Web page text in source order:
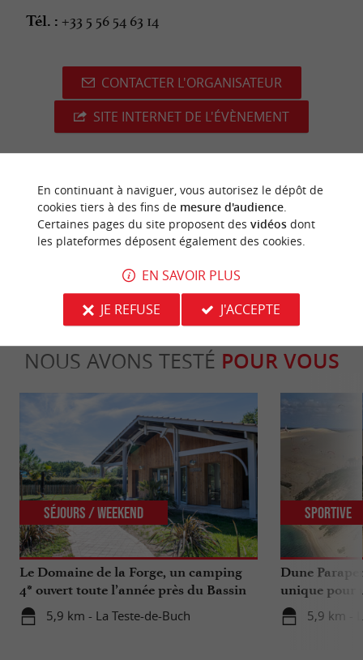
Tél. : +33 5 56 54 63 14
CONTACTER L'ORGANISATEUR
SITE INTERNET DE L'ÉVÈNEMENT
dernière mise à jour :26/06/2026 à 06:22:48
Source :Sirtaqui-Crédit photo :agence les conteurs -
NOUS AVONS TESTÉ POUR VOUS
Le Domaine de la Forge, un camping
4* ouvert toute l’année près du Bassin
d’Arcachon
5,9 km - La Teste-de-Buch
Séjours / Weekend
Dune
unique pour
Gironde
5,9 km -
Sportive
En continuant à naviguer, vous autorisez le dépôt de
cookies tiers à des fins de mesure d'audience.
Certaines pages du site proposent des vidéosdont
les plateformes déposent également des cookies.
EN SAVOIR PLUS
JE REFUSE
J'ACCEPTE